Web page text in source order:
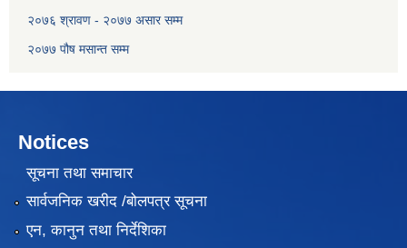
२०७६ श्रावण - २०७७ असार सम्म
२०७७ पौष मसान्त सम्म
Notices
सूचना तथा समाचार
सार्वजनिक खरीद /बोलपत्र सूचना
एन, कानुन तथा निर्देशिका